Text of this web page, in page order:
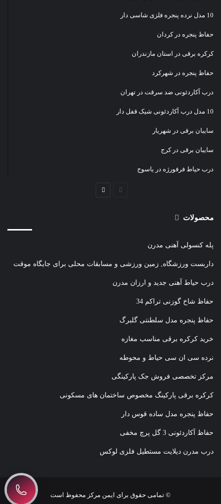
10 مدل نرده پنجره فلزی شاسی دار
حفاظ پنجره در کردان
کرکره برقی در استان مازندران
حفاظ پنجره در شهرکرد
درب آکاردئونی ضد سرقت در تهران
10 مدل درب آکاردئونی شیک قفل دار
سایبان برقی در شهریار
سایبان برقی در کرج
درب حیاط فرفورژه در یاسوج
صفحه
محصولات
پله کنسولی آهنی مدرن
داربست ورزشگاه, زمین ورزشی و مسابقات محلی برای جایگاه موقت
درب حیاط آهنی جدید و ارزان مدرن
حفاظ شاخ گوزنی تراکم 34
حفاظ پنجره مدل سلطنتی گلبرگ
خرید کرکره برقی مناسب مغازه
نرده سی ان سی حیاط و محوطه
مرکز تخصصی فروش جک پارکینگی
کرکره برقی پارکینگ مخصوص ساختمان های مسکونی
حفاظ پنجره مدل ساده قوس دار
حفاظ آکاردئونی 3 گل پرچ مخفی
درب مدرن دیلایت مستطیل فلزی لوکس
© تمامی حقوق برای ایمن مرکز محفوظ است